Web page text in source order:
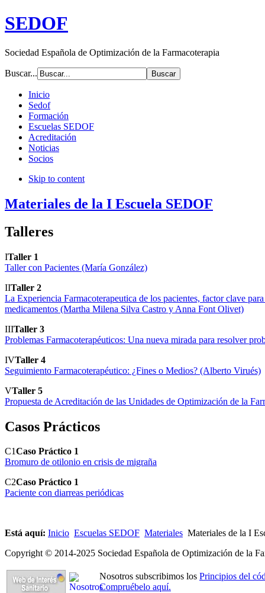
SEDOF
Sociedad Española de Optimización de la Farmacoterapia
Buscar...
Inicio
Sedof
Formación
Escuelas SEDOF
Acreditación
Noticias
Socios
Skip to content
Materiales de la I Escuela SEDOF
Talleres
ITaller 1
Taller con Pacientes (María González)
IITaller 2
La Experiencia Farmacoterapeutica de los pacientes, factor clave
medicamentos (Martha Milena Silva Castro y Anna Font Olivet)
IIITaller 3
Problemas Farmacoterapéuticos: Una nueva mirada para resolver
IVTaller 4
Seguimiento Farmacoterapéutico: ¿Fines o Medios? (Alberto Virués)
VTaller 5
Propuesta de Acreditación de las Unidades de Optimización de la
Casos Prácticos
C1Caso Práctico 1
Bromuro de otilonio en crisis de migraña
C2Caso Práctico 1
Paciente con diarreas periódicas
Está aquí: Inicio Escuelas SEDOF Materiales Materiales de la I
Copyright © 2014-2025 Sociedad Española de Optimización de la
Nosotros subscribimos los Principios del
Compruébelo aquí.